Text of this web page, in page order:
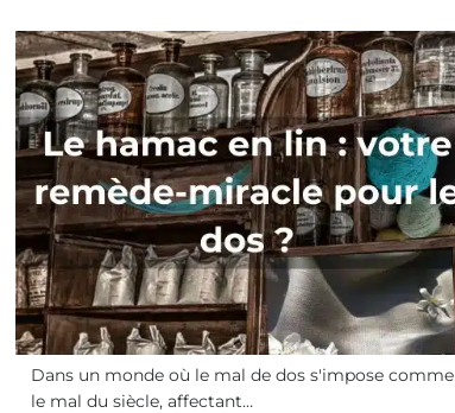
Dans un monde où le mal de dos s'impose comme
le mal du siècle, affectant…